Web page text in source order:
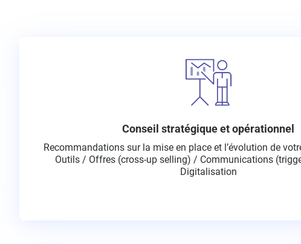
Conseil stratégique et opérationnel
Recommandations sur la mise en place et l’évolution de
Outils / Offres (cross-up selling) / Communications
Digitalisation